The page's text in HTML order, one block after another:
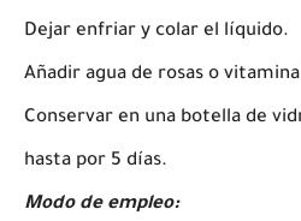
Dejar enfriar y colar el líquido.
Añadir agua de rosas o vitamina
Conservar en una botella de
hasta por 5 días.
Modo de empleo: